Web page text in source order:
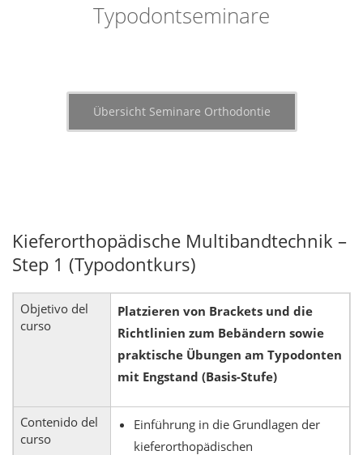
Typodontseminare
Übersicht Seminare Orthodontie
Kieferorthopädische Multibandtechnik –
Step 1 (Typodontkurs)
Objetivo del
curso
Platzieren von Brackets und die
Richtlinien zum Bebändern sowie
praktische Übungen am Typodonten
mit Engstand (Basis-Stufe)
Contenido del
curso
Einführung in die Grundlagen der
kieferorthopädischen